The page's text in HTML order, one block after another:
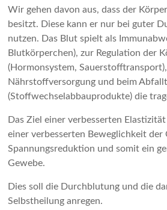
Wir gehen davon aus, dass der
besitzt. Diese kann er nur bei guter
nutzen. Das Blut spielt als
Blutkörperchen), zur Regulation der
(Hormonsystem,
Nährstoffversorgung und beim
(Stoffwechselabbauprodukte) die
Das Ziel einer verbesserten
einer verbesserten Beweglichkeit der
Spannungsreduktion und somit ein
Gewebe.
Dies soll die Durchblutung und die
Selbstheilung anregen.